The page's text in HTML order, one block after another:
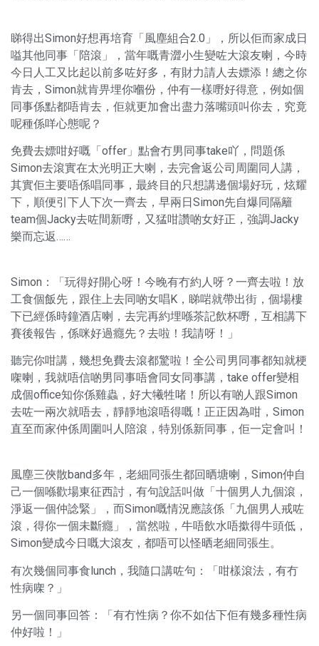
睇得出Simon好想再培育「風塵組合2.0」，所以佢而家成日
嗌其他同事「陪滾」，當年嘅青澀小生變咗大滾友喇，今時
今日人工又比起以前多咗好多，有財力請人去嫖添！總之你
肯去，Simon就肯畀埋你嗰份，仲有一樣嘢好得意，例如個
同事係點都唔肯去，佢就更加會出盡力落嘴頭叫你去，究竟
呢種係咩心態呢？
免費去嫖咁好嘅「offer」點會冇男同事take吖，問題係
Simon去滾實在太光明正大喇，去完會返公司周圍同人講，
其實佢主要唔係唱同事，最終目的只想講邊個場好玩，炫耀
下，順便引下人下次一齊去，早兩日Simon先自爆同隔籬
team個Jacky去咗間新嘢，又猛咁讚啲女好正，強調Jacky
樂而忘返……
Simon：「玩得好開心呀！今晚有冇約人呀？一齊去啦！放
工食個飯先，跟住上去同啲女唱K，睇啱就帶出街，個場樓
下已經係時鐘酒店喇，去完再約埋喺茶記飲杯嘢，互相講下
賽後報告，係咪好過癮先？去啦！我請呀！」
聽完你咁講，幾想免費去滾都驚啦！全公司男同事都知就梗
㗎喇，我就唔信啲男同事唔會同女同事講，take offer變相
成個office知你係雞蟲，好大犧牲啫！所以有啲人跟Simon
去咗一兩次就唔去，靜靜地滾唔得嘅！正正因為咁，Simon
直至而家仲係周圍叫人陪滾，特別係新同事，佢一定會叫！
風塵三俠散band多年，老細同張生都回晒塘喇，Simon仲自
己一個喺歡場東征西討，有句說話叫做「十個男人九個滾，
淨返一個仲諗緊」，而Simon嘅情況應該係「九個男人戒咗
滾，得你一個未斷癮」，當然啦，牛唔飲水唔撳得牛頭低，
Simon變成今日嘅大滾友，都唔可以怪晒老細同張生。
有次幾個同事食lunch，我隨口講咗句：「咁樣滾法，有冇
性病㗎？」
另一個同事回答：「有冇性病？你不如估下佢有幾多種性病
仲好啦！」